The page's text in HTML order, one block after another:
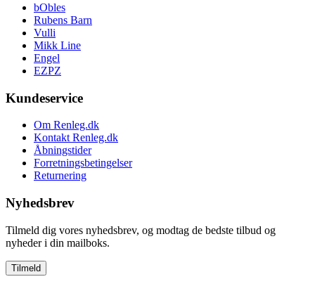
bObles
Rubens Barn
Vulli
Mikk Line
Engel
EZPZ
Kundeservice
Om Renleg.dk
Kontakt Renleg.dk
Åbningstider
Forretningsbetingelser
Returnering
Nyhedsbrev
Tilmeld dig vores nyhedsbrev, og modtag de bedste tilbud og
nyheder i din mailboks.